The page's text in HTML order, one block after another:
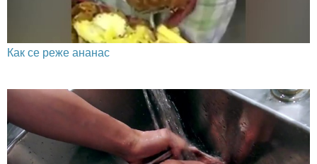
Как се реже ананас